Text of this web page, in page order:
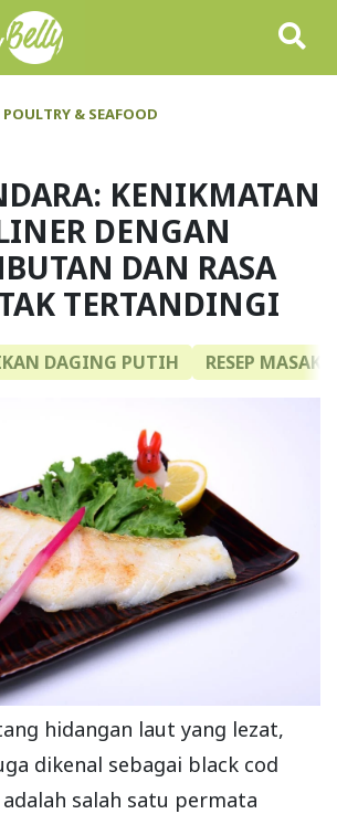
POULTRY & SEAFOOD
KENIKMATAN
DENGAN
DAN RASA
TERTANDINGI
DAGING PUTIH RESEP
hidangan laut yang lezat,
dikenal sebagai black cod
salah satu permata